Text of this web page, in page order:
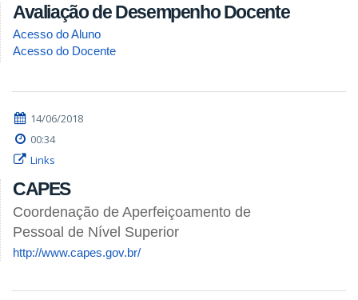
Avaliação de Desempenho Docente
Acesso do Aluno
Acesso do Docente
14/06/2018
00:34
Links
CAPES
Coordenação de Aperfeiçoamento de
Pessoal de Nível Superior
http://www.capes.gov.br/